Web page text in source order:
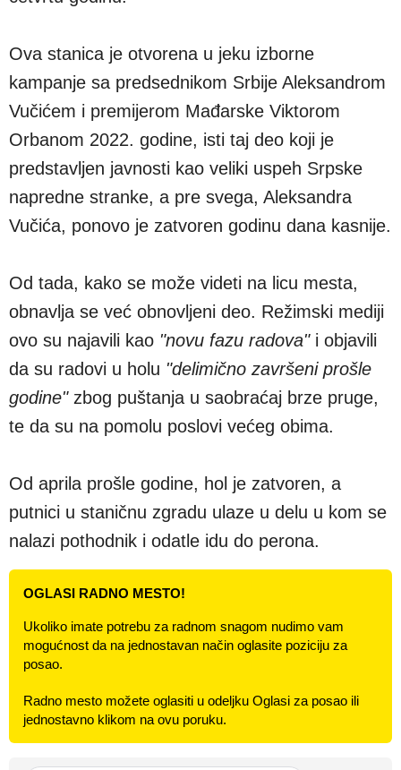
Ova stanica je otvorena u jeku izborne
kampanje sa predsednikom Srbije Aleksandrom
Vučićem i premijerom Mađarske Viktorom
Orbanom 2022. godine, isti taj deo koji je
predstavljen javnosti kao veliki uspeh Srpske
napredne stranke, a pre svega, Aleksandra
Vučića, ponovo je zatvoren godinu dana kasnije.
Od tada, kako se može videti na licu mesta,
obnavlja se već obnovljeni deo. Režimski mediji
ovo su najavili kao "novu fazu radova"i objavili
da su radovi u holu "delimično završeni prošle
godine"zbog puštanja u saobraćaj brze pruge,
te da su na pomolu poslovi većeg obima.
Od aprila prošle godine, hol je zatvoren, a
putnici u staničnu zgradu ulaze u delu u kom se
nalazi pothodnik i odatle idu do perona.
OGLASI RADNO MESTO!
Ukoliko imate potrebu za radnom snagom nudimo vam
mogućnost da na jednostavan način oglasite poziciju za
posao.
Radno mesto možete oglasiti u odeljku Oglasi za posao ili
jednostavno klikom na ovu poruku.